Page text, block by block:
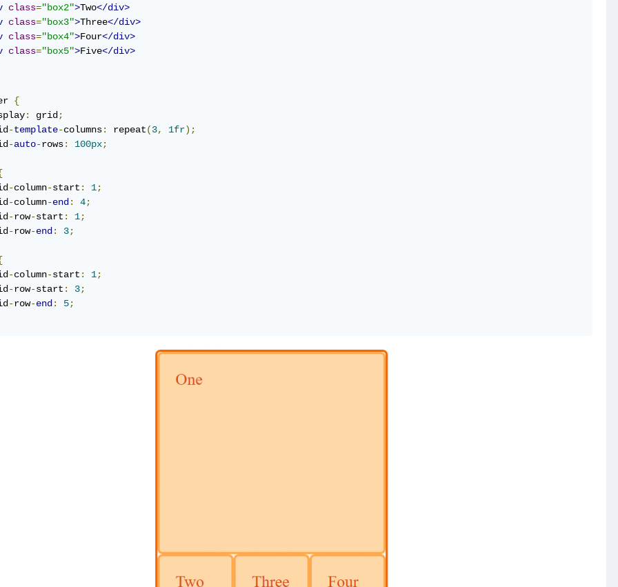
class="box2">Two</div>
class="box3">Three</div>
class="box4">Four</div>
class="box5">Five</div>
{
: grid ;
-template-columns: repeat(3, 1fr);
-auto-rows: 100px;
-column-start : 1;
-column-end : 4;
-row-start : 1;
-row-end : 3;
-column-start : 1;
-row-start : 3;
-row-end : 5;